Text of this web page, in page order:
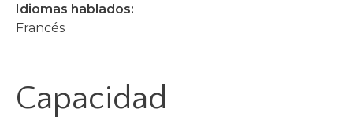
Idiomas hablados:
Francés
Capacidad